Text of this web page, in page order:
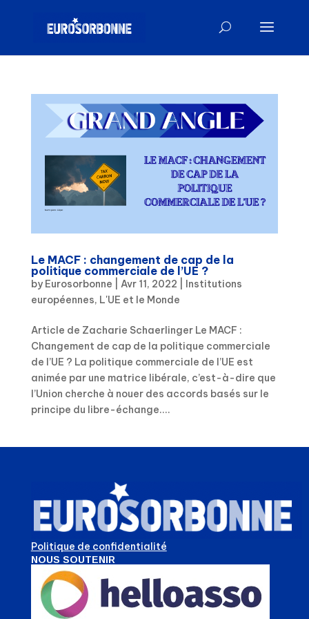
Le MACF : changement de cap de la
politique commerciale de l’UE ?
by Eurosorbonne Avr 11, 2022
Institutions
européennes, L'UE et le Monde
Article de Zacharie Schaerlinger Le MACF :
Changement de cap de la politique commerciale
de l’UE ? La politique commerciale de l’UE est
animée par une matrice libérale, c’est-à-dire que
l’Union cherche à nouer des accords basés sur le
principe du libre-échange....
Politique de confidentialité
NOUS SOUTENIR